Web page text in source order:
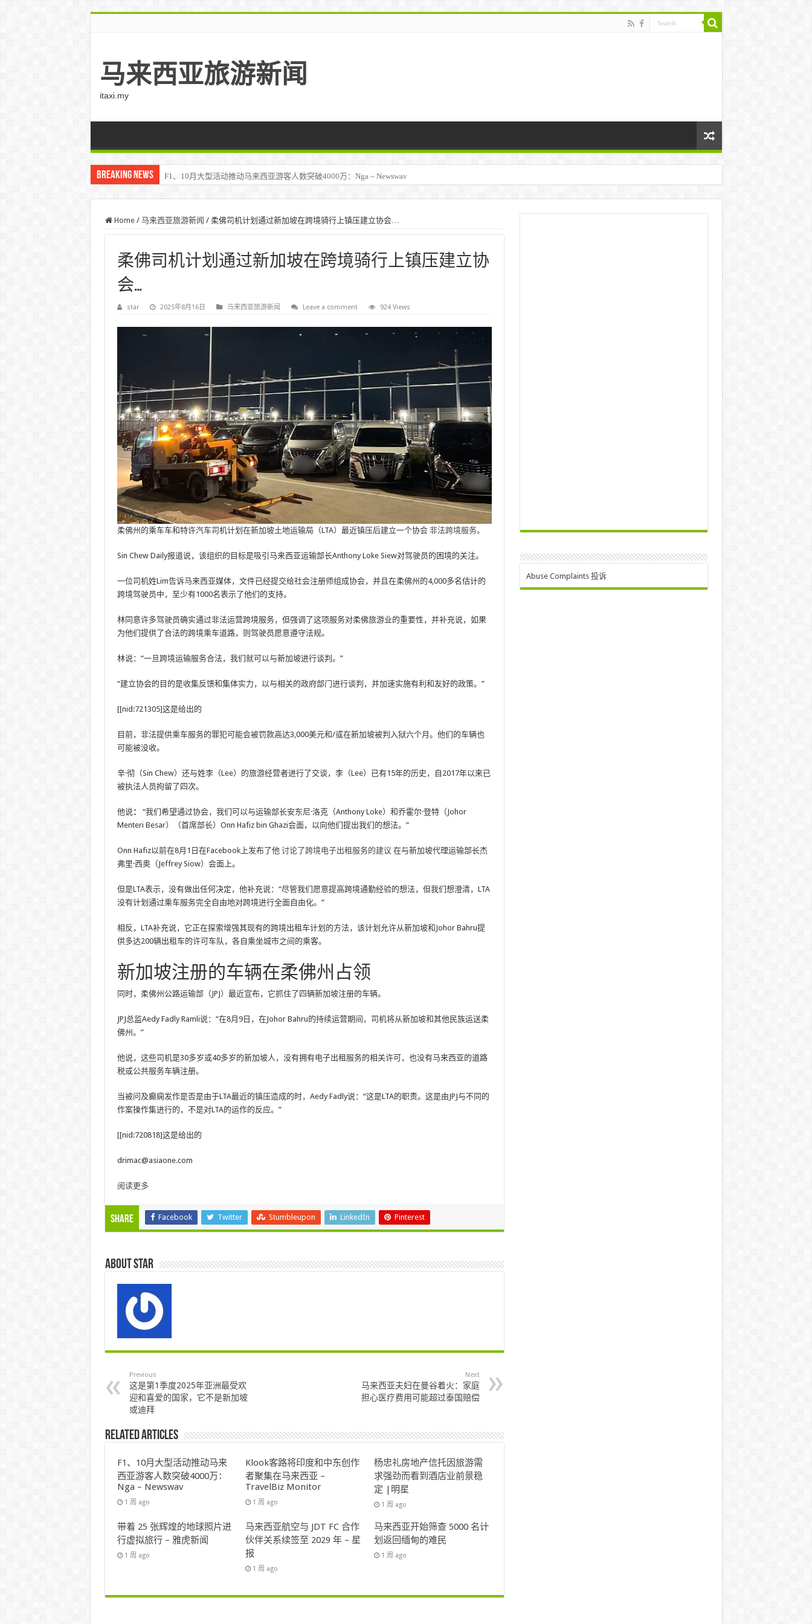
马来西亚旅游新闻
itaxi.my
Breaking News Klook客路将印度和中东创作者聚集在马来西亚 – TravelBiz Monitor
Home / 马来西亚旅游新闻 / 柔佛司机计划通过新加坡在跨境骑行上镇压建立协会…
柔佛司机计划通过新加坡在跨境骑行上镇压建立协
会…
star 2025年8月16日 马来西亚旅游新闻 Leave a comment 924 Views
柔佛州的乘车车和特许汽车司机计划在新加坡土地运输局（LTA）最近镇压后建立一个协会 非法跨境服务。
Sin Chew Daily报道说，该组织的目标是吸引马来西亚运输部长Anthony Loke Siew对驾驶员的困境的关注。
一位司机姓Lim告诉马来西亚媒体，文件已经提交给社会注册师组成协会，并且在柔佛州的4,000多名估计的
跨境驾驶员中，至少有1000名表示了他们的支持。
林同意许多驾驶员确实通过非法运营跨境服务，但强调了这项服务对柔佛旅游业的重要性，并补充说，如果
为他们提供了合法的跨境乘车道路，则驾驶员愿意遵守法规。
林说：“一旦跨境运输服务合法，我们就可以与新加坡进行谈判。”
“建立协会的目的是收集反馈和集体实力，以与相关的政府部门进行谈判，并加速实施有利和友好的政策。”
[[nid:721305]这是给出的
目前，非法提供乘车服务的罪犯可能会被罚款高达3,000美元和/或在新加坡被判入狱六个月。他们的车辆也
可能被没收。
辛·彻（Sin Chew）还与姓李（Lee）的旅游经营者进行了交谈，李（Lee）已有15年的历史，自2017年以来已
被执法人员拘留了四次。
他说 ：
“我们希望通过协会，我们可以与运输部长安东尼·洛克（Anthony Loke）和乔霍尔·登特（Johor
Menteri Besar）（首席部长）Onn Hafiz bin Ghazi会面，以向他们提出我们的想法。”
Onn Hafiz以前在8月1日在Facebook上发布了他 讨论了跨境电子出租服务的建议 在与新加坡代理运输部长杰
弗里·西奥（Jeffrey Siow）会面上。
但是LTA表示，没有做出任何决定，他补充说：“尽管我们愿意提高跨境通勤经验的想法，但我们想澄清，LTA
没有计划通过乘车服务完全自由地对跨境进行全面自由化。”
相反，LTA补充说，它正在探索增强其现有的跨境出租车计划的方法，该计划允许从新加坡和Johor Bahru提
供多达200辆出租车的许可车队，各自乘坐城市之间的乘客。
新加坡注册的车辆在柔佛州占领
同时，柔佛州公路运输部（JPJ）最近宣布，它抓住了四辆新加坡注册的车辆。
JPJ总监Aedy Fadly Ramli说：“在8月9日，在Johor Bahru的持续运营期间，司机将从新加坡和其他民族运送柔
佛州。”
他说，这些司机是30多岁或40多岁的新加坡人，没有拥有电子出租服务的相关许可，也没有马来西亚的道路
税或公共服务车辆注册。
当被问及癫痫发作是否是由于LTA最近的镇压造成的时，Aedy Fadly说：“这是LTA的职责。这是由JPJ与不同的
作案操作集进行的，不是对LTA的运作的反应。”
[[nid:720818]这是给出的
drimac@asiaone.com
阅读更多
Share Facebook Twitter Stumbleupon LinkedIn Pinterest
About star
Previous
这是第1季度2025年亚洲最受欢
迎和喜爱的国家，它不是新加坡
或迪拜
Next
马来西亚夫妇在曼谷着火：家庭
担心医疗费用可能超过泰国赔偿
Related Articles
F1、10月大型活动推动马来
西亚游客人数突破4000万：
Nga – Newswav
1 周 ago
Klook客路将印度和中东创作
者聚集在马来西亚 –
TravelBiz Monitor
1 周 ago
杨忠礼房地产信托因旅游需
求强劲而看到酒店业前景稳
定 |明星
1 周 ago
带着 25 张辉煌的地球照片进
行虚拟旅行 – 雅虎新闻
1 周 ago
马来西亚航空与 JDT FC 合作
伙伴关系续签至 2029 年 – 星
报
1 周 ago
马来西亚开始筛查 5000 名计
划返回缅甸的难民
1 周 ago
Abuse Complaints 投诉